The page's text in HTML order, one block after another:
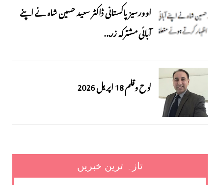
اوورسیز پاکستانی ڈاکٹر سعید حسین شاہ نے اپنے
آبائی مشترکہ زر...
لوح وقلم 18 اپریل 2026
تازہ ترین خبریں